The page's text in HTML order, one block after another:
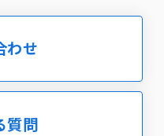
わせ
質問